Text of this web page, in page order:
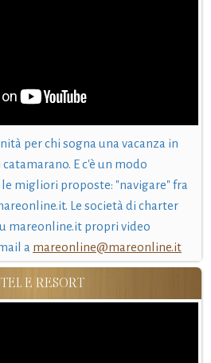
per chi sogna una vacanza in
E c'è un modo
migliori proposte: "navigare" fra
Le società di charter
mareonline.it propri video
a mareonline@mareonline.it
E RESORT